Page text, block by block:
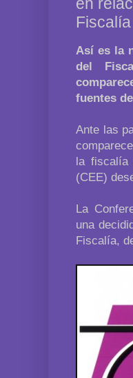
Fiscalía
Así es la
del
fuentes
Ante las
la fiscalía
(CEE)
La
una
Fiscalía,